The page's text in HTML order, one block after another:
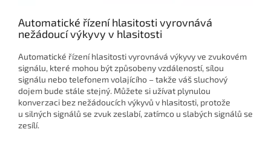
Automatické řízení hlasitosti vyrovnává
nežádoucí výkyvy v hlasitosti
Automatické řízení hlasitosti vyrovnává výkyvy ve zvukovém
signálu, které mohou být způsobeny vzdáleností, sílou
signálu nebo telefonem volajícího – takže váš sluchový
dojem bude stále stejný. Můžete si užívat plynulou
konverzaci bez nežádoucích výkyvů v hlasitosti, protože
u silných signálů se zvuk zeslabí, zatímco u slabých signálů se
zesílí.